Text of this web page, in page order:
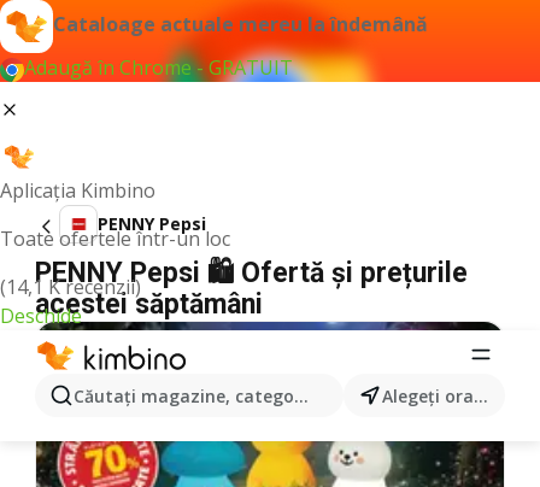
Cataloage actuale mereu la îndemână
Adaugă în Chrome - GRATUIT
Aplicația Kimbino
Toate ofertele într-un loc
(14,1 K recenzii)
Deschide
Căutaţi magazine, categorii, produse... Alegeţi oraşul
PENNY Pepsi
PENNY Pepsi 🛍️ Ofertă și prețurile
acestei săptămâni